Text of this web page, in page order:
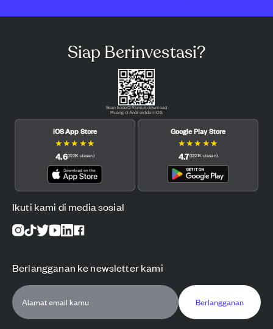
Siap Berinvestasi?
Scan kode QR untuk download
Pluang di Android dan iOS.
iOS App Store
★★★ ★★
4.6(12.3K ulasan)
Google Play Store
★★★ ★★
4.7(122.1K ulasan)
Ikuti kami di media sosial
Berlangganan ke newsletter kami
Berlangganan